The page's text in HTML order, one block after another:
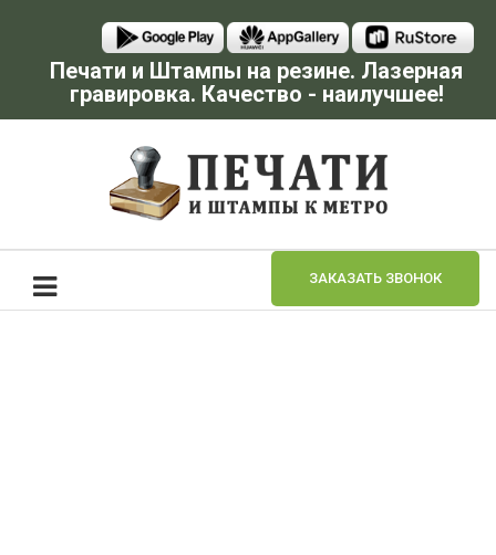
Печати и Штампы на резине. Лазерная
гравировка. Качество - наилучшее!
ЗАКАЗАТЬ ЗВОНОК